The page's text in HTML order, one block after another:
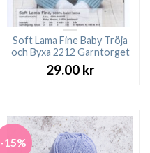
Soft Lama Fine Baby Tröja
och Byxa 2212 Garntorget
29.00 kr
-15%